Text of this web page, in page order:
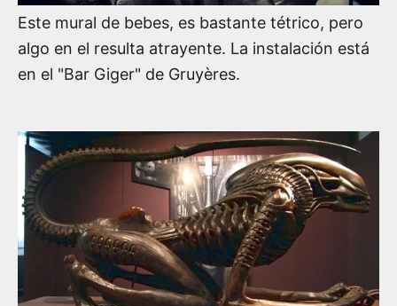
Este mural de bebes, es bastante tétrico, pero
algo en el resulta atrayente. La instalación está
en el "Bar Giger" de Gruyères.